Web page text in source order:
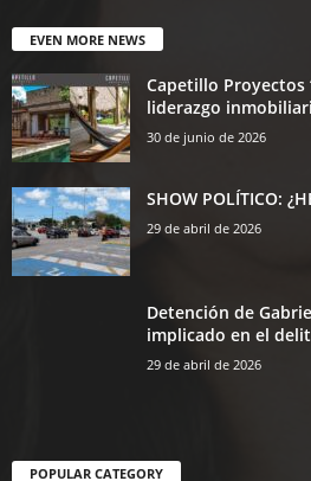
EVEN MORE NEWS
Capetillo Proyectos
liderazgo
30 de junio de 2026
SHOW POLÍTICO:
29 de abril de 2026
Detención de
implicado en el
29 de abril de 2026
POPULAR CATEGORY